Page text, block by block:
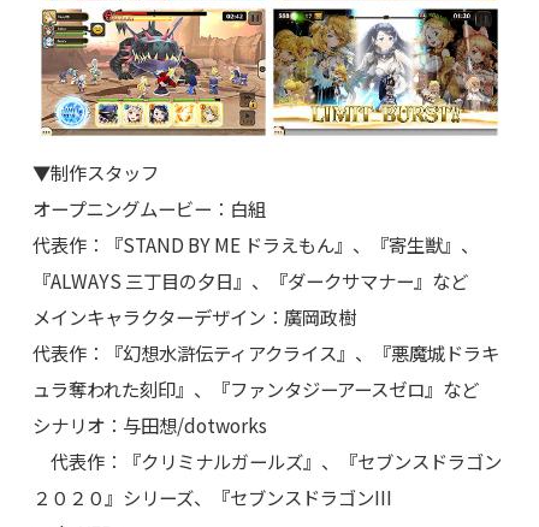
▼制作スタッフ
オープニングムービー：白組
代表作：『STAND BY ME ドラえもん』、『寄生獣』、
『ALWAYS 三丁目の夕日』、『ダークサマナー』など
メインキャラクターデザイン：廣岡政樹
代表作：『幻想水滸伝ティアクライス』、『悪魔城ドラキ
ュラ奪われた刻印』、『ファンタジーアースゼロ』など
シナリオ：与田想/dotworks
代表作：『クリミナルガールズ』、『セブンスドラゴン
２０２０』シリーズ、『セブンスドラゴンIII